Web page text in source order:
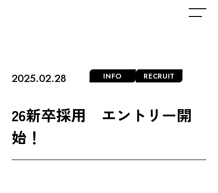
2025.02.28 INFO RECRUIT
26新卒採用 エン ト リ ー開
始 ！